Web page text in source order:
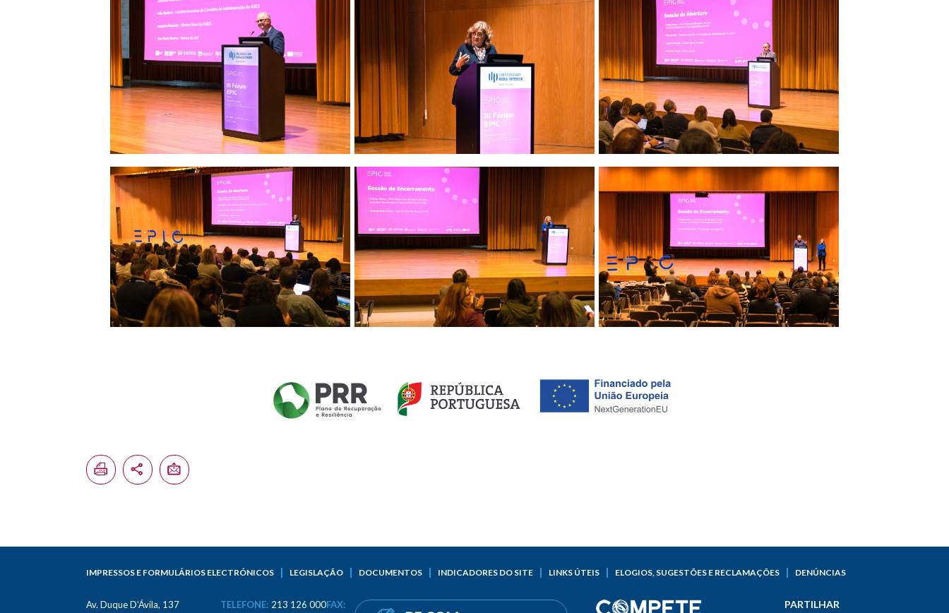
IMPRESSOS E FORMULÁRIOS ELECTRÓNICOS LEGISLAÇÃO DOCUMENTOS INDICADORES DO SITE LINKS ÚTEIS ELOGIOS, SUGESTÕES E RECLAMAÇÕES DENÚNCIAS
Av. Duque D'Ávila, 137 TELEFONE: 213 126 000FAX: PARTILHAR